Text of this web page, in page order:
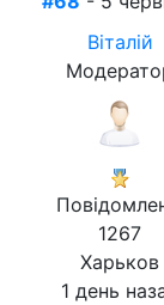
Віталій
1267
Харьков
1 день